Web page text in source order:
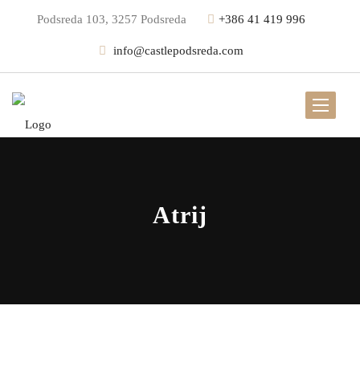
Podsreda 103, 3257 Podsreda +386 41 419 996
info@castlepodsreda.com
Atrij